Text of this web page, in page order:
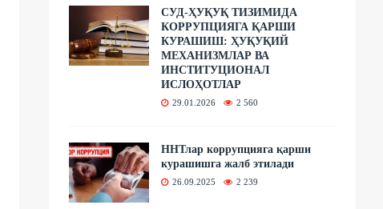
СУД-ҲУҚУҚ ТИЗИМИДА
КОРРУПЦИЯГА ҚАРШИ
КУРАШИШ: ҲУҚУҚИЙ
МЕХАНИЗМЛАР ВА
ИНСТИТУЦИОНАЛ
ИСЛОҲОТЛАР
29.01.2026 2 560
ННТлар коррупцияга қарши
курашишга жалб этилади
26.09.2025 2 239